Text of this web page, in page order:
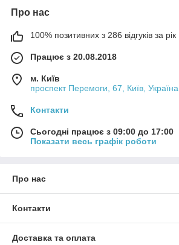
Про нас
100% позитивних з 286 відгуків за рік
Працює з 20.08.2018
м. Київ
проспект Перемоги, 67, Київ, Україна
Контакти
Сьогодні працює з 09:00 до 17:00
Показати весь графік роботи
Про нас
Контакти
Доставка та оплата